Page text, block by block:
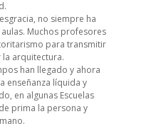
no siempre ha
Muchos profesores
para transmitir
la arquitectura.
han llegado y ahora
enseñanza líquida y
en algunas Escuelas
prima la persona y